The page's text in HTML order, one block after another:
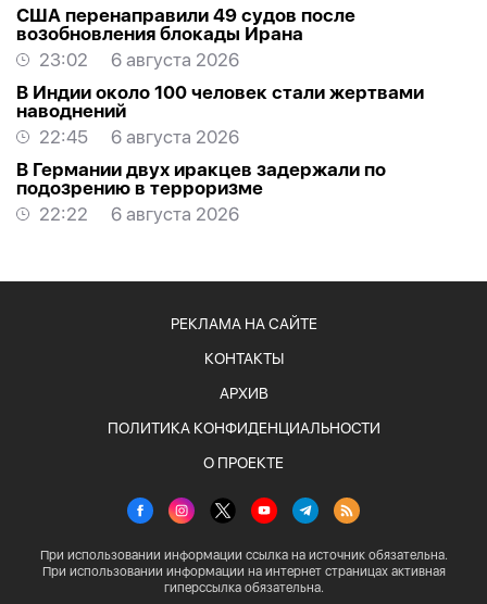
США перенаправили 49 судов после
возобновления блокады Ирана
23:02
6 августа 2026
В Индии около 100 человек стали жертвами
наводнений
22:45
6 августа 2026
В Германии двух иракцев задержали по
подозрению в терроризме
22:22
6 августа 2026
РЕКЛАМА НА САЙТЕ
КОНТАКТЫ
АРХИВ
ПОЛИТИКА КОНФИДЕНЦИАЛЬНОСТИ
О ПРОЕКТЕ
При использовании информации ссылка на источник обязательна.
При использовании информации на интернет страницах активная
гиперссылка обязательна.